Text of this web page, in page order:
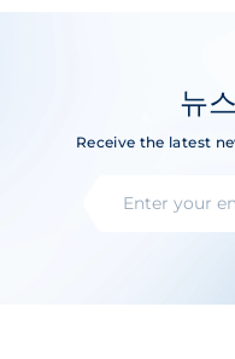
뉴
Receive the latest